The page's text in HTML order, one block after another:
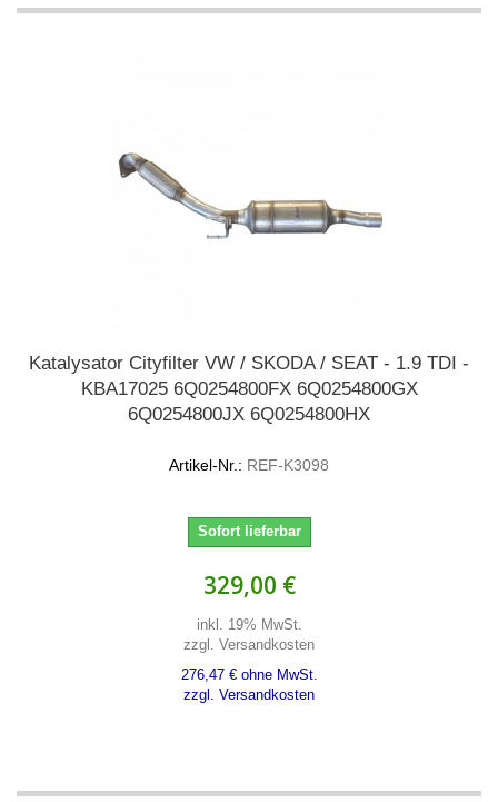
Katalysator Cityfilter VW / SKODA / SEAT - 1.9 TDI -
KBA17025 6Q0254800FX 6Q0254800GX
6Q0254800JX 6Q0254800HX
Artikel-Nr.: REF-K3098
Sofort lieferbar
329,00 €
inkl. 19% MwSt.
zzgl. Versandkosten
276,47 € ohne MwSt.
zzgl. Versandkosten